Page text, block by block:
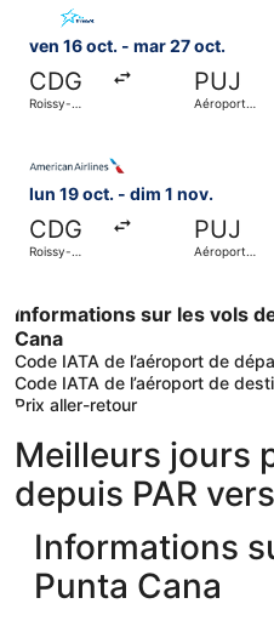
ven 16 oct. - mar 27 oct.
CDG
Roissy-
PUJ
Aéroport
lun 19 oct. - dim 1 nov.
CDG
Roissy-
PUJ
Aéroport
Informations sur les vols
Cana
Code IATA de l’aéroport de
Code IATA de l’aéroport de
Prix aller-retour
Meilleurs jours
depuis PAR
Informations
Punta Cana